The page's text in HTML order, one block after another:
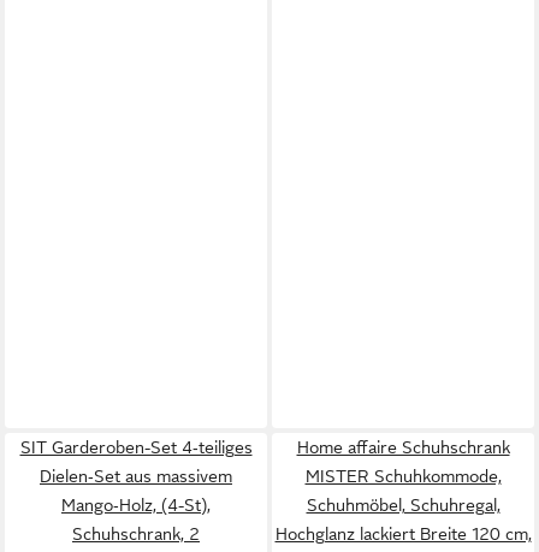
SIT Garderoben-Set 4‑teiliges
Dielen‑Set aus massivem
Mango‑Holz, (4-St),
Schuhschrank, 2
Home affaire Schuhschrank
MISTER Schuhkommode,
Schuhmöbel, Schuhregal,
Hochglanz lackiert Breite 120 cm,